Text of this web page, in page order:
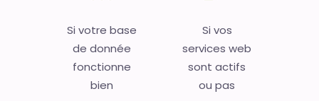
Si votre base
de donnée
fonctionne
bien
Si vos
services web
sont actifs
ou pas